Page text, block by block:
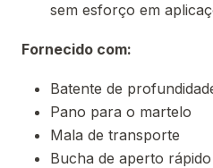
sem esforço em
Fornecido com:
Batente de
Pano para o martelo
Mala de transporte
Bucha de aperto rápido